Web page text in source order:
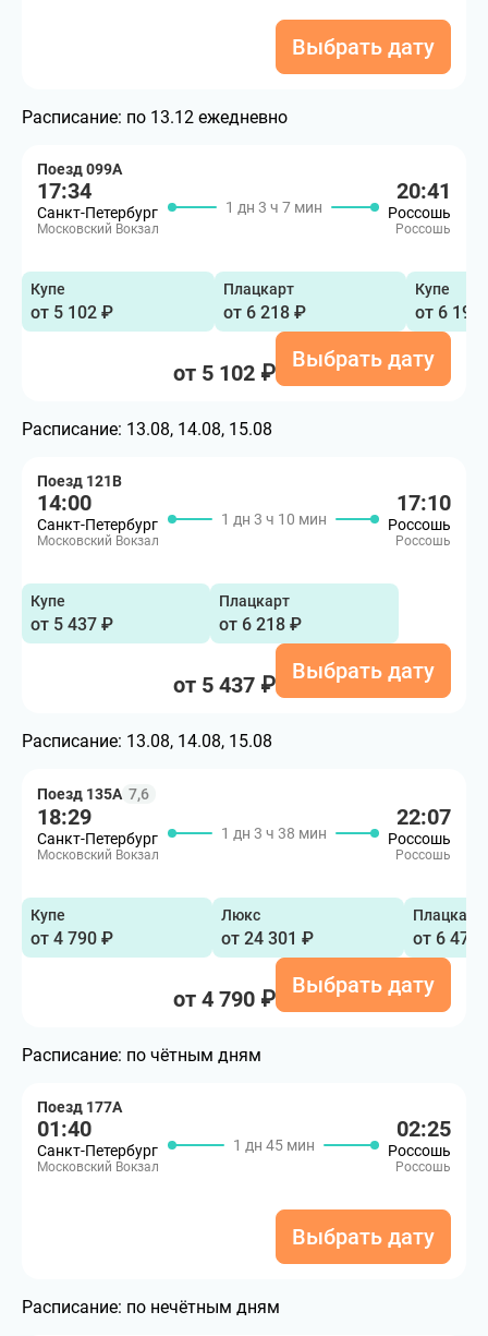
Выбрать дату
Расписание: по 13.12 ежедневно
Поезд 099А
17:34
Санкт-Петербург
Московский Вокзал
1 дн 3 ч 7 мин
20:41
Россошь
Россошь
Купе
от 5 102 ₽
Плацкарт
от 6 218 ₽
Купе
от 6 190
от 5 102 ₽
Выбрать дату
Расписание: 13.08, 14.08, 15.08
Поезд 121В
14:00
Санкт-Петербург
Московский Вокзал
1 дн 3 ч 10 мин
17:10
Россошь
Россошь
Купе
от 5 437 ₽
Плацкарт
от 6 218 ₽
от 5 437 ₽
Выбрать дату
Расписание: 13.08, 14.08, 15.08
Поезд 135А 7,6
18:29
Санкт-Петербург
Московский Вокзал
1 дн 3 ч 38 мин
22:07
Россошь
Россошь
Купе
от 4 790 ₽
Люкс
от 24 301 ₽
Плацкарт
от 6 473
от 4 790 ₽
Выбрать дату
Расписание: по чётным дням
Поезд 177А
01:40
Санкт-Петербург
Московский Вокзал
1 дн 45 мин
02:25
Россошь
Россошь
Выбрать дату
Расписание: по нечётным дням